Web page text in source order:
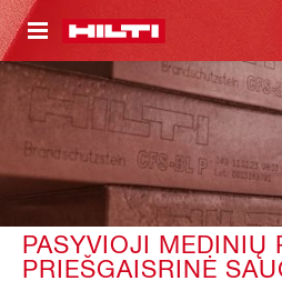
TURINIO
PASYVIOJI MEDINIŲ
PRIEŠGAISRINĖ